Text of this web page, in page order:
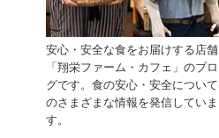
安心・安全な食をお届けする店舗
「翔栄ファーム・カフェ」 のブロ
グです。 食の安心・安全について
のさまざまな情報を発信していま
す。